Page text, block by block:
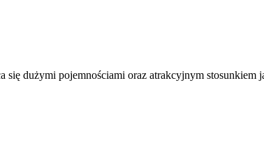
dużymi pojemnościami oraz atrakcyjnym stosunkiem